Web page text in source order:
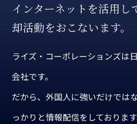
インターネットを活用し
却活動をおこないます。
ライズ・コーポレーションズは
会社です。
だから、外国人に強いだけでは
っかりと情報配信をしております